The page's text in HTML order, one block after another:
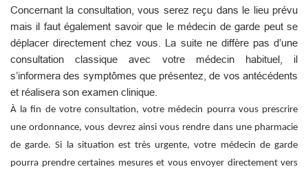
Concernant la consultation, vous serez reçu dans le lieu prévu
mais il faut également savoir que le médecin de garde peut se
déplacer directement chez vous. La suite ne diffère pas d’une
consultation classique avec votre médecin habituel, il
s’informera des symptômes que présentez, de vos antécédents
et réalisera son examen clinique.
À la fin de votre consultation, votre médecin pourra vous prescrire
une ordonnance, vous devrez ainsi vous rendre dans une pharmacie
de garde. Si la situation est très urgente, votre médecin de garde
pourra prendre certaines mesures et vous envoyer directement vers